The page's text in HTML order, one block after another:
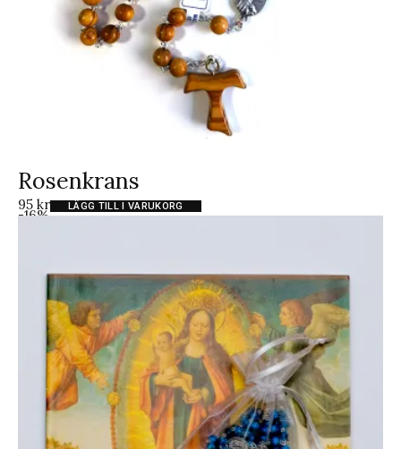
Rosenkrans
95 kr LÄGG TILL I VARUKORG
-16%